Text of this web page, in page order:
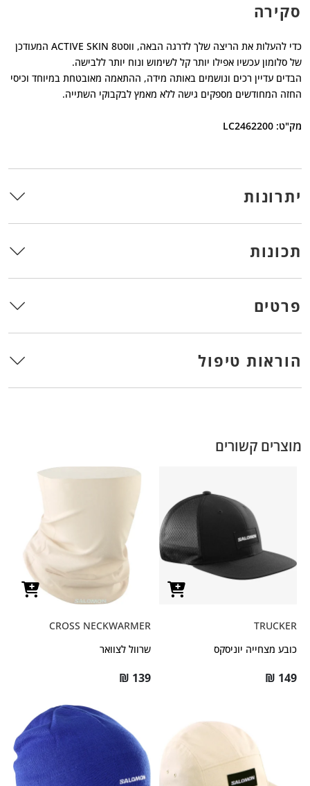
סקירה
כדי להעלות את הריצה שלך לדרגה הבאה, ווסטACTIVE SKIN 8 המעודכן
של סלומון עכשיו אפילו יותר קל לשימוש ונוח יותר ללבישה.
הבדים עדיין רכים ונושמים באותה מידה, ההתאמה מאובטחת במיוחד וכיסי
החזה המחודשים מספקים גישה ללא מאמץ לבקבוקי השתייה.
מק"ט: LC2462200
יתרונות
תכונות
פרטים
הוראות טיפול
מוצרים קשורים
TRUCKER
כובע מצחייה יוניסקס
₪ 149
CROSS NECKWARMER
שרוול לצוואר
₪ 139